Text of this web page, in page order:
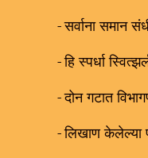
-सर्वाना समान
-हि स्पर्धा
-दोन गटात
-लिखाण केलेल्या